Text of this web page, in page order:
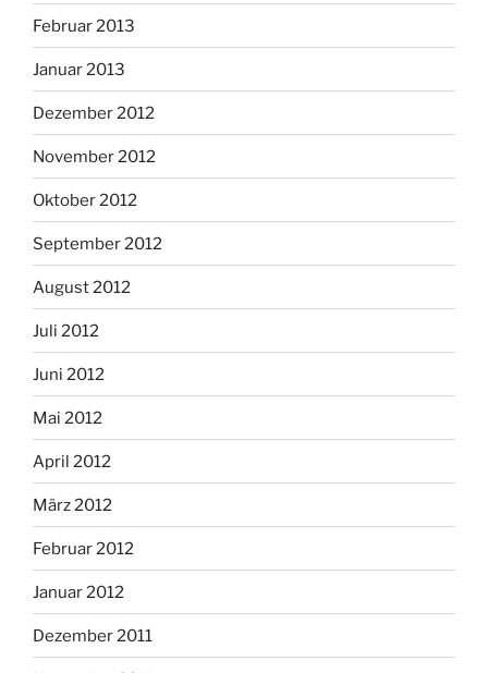
Februar 2013
Januar 2013
Dezember 2012
November 2012
Oktober 2012
September 2012
August 2012
Juli 2012
Juni 2012
Mai 2012
April 2012
März 2012
Februar 2012
Januar 2012
Dezember 2011